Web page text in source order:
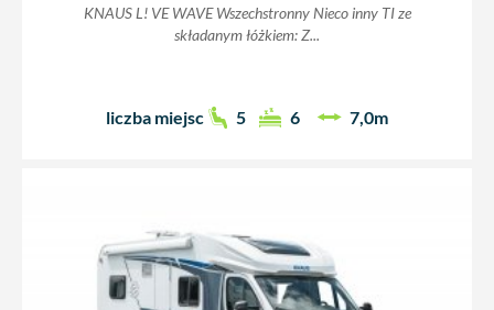
KNAUS L! VE WAVE Wszechstronny Nieco inny TI ze
składanym łóżkiem: Z...
liczba miejsc 5 6 7,0m